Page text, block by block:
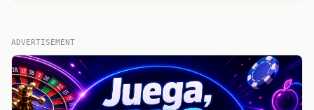
ADVERTISEMENT